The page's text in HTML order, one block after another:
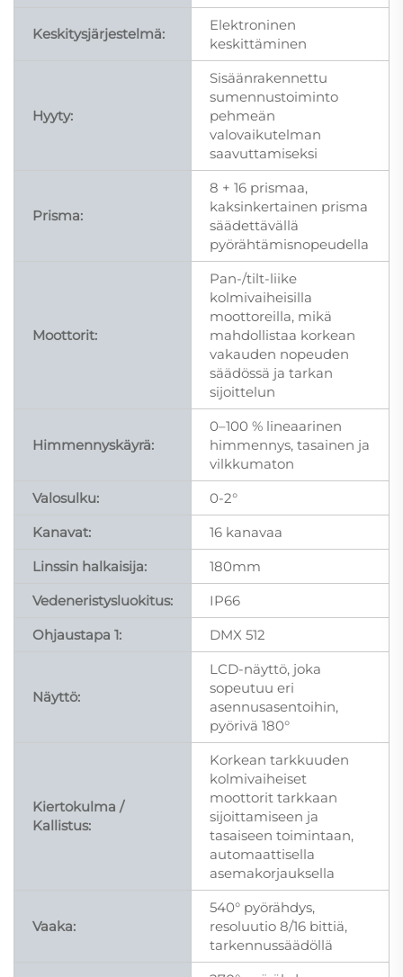
Keskitysjärjestelmä:
Elektroninen
keskittäminen
Hyyty:
Sisäänrakennettu
sumennustoiminto
pehmeän
valovaikutelman
saavuttamiseksi
Prisma:
8 + 16 prismaa,
kaksinkertainen prisma
säädettävällä
pyörähtämisnopeudella
Moottorit:
Pan-/tilt-liike
kolmivaiheisilla
moottoreilla, mikä
mahdollistaa korkean
vakauden nopeuden
säädössä ja tarkan
sijoittelun
Himmennyskäyrä:
0–100 % lineaarinen
himmennys, tasainen ja
vilkkumaton
Valosulku:
0-2°
Kanavat:
16 kanavaa
Linssin halkaisija:
180mm
Vedeneristysluokitus:
IP66
Ohjaustapa 1:
DMX 512
Näyttö:
LCD-näyttö, joka
sopeutuu eri
asennusasentoihin,
pyörivä 180°
Kiertokulma /
Kallistus:
Korkean tarkkuuden
kolmivaiheiset
moottorit tarkkaan
sijoittamiseen ja
tasaiseen toimintaan,
automaattisella
asemakorjauksella
Vaaka:
540° pyörähdys,
resoluutio 8/16 bittiä,
tarkennussäädöllä